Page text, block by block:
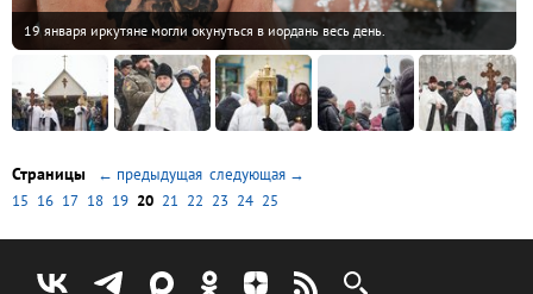
19 января иркутяне могли окунуться в иордань весь день.
Страницы ← предыдущая следующая →
15 16 17 18 19 20 21 22 23 24 25